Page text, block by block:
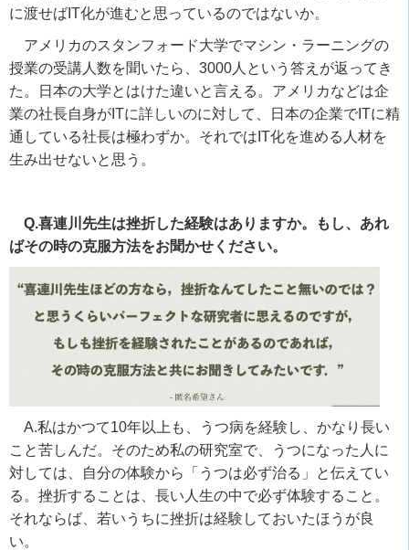
に渡せば IT化が進むと思っているのではないか。
アメリカのスタンフォード大学でマシン・ラーニングの
授業の受講人数を聞いたら、 3000 人という答えが返ってき
た。日本の大学とはけた違いと言える。アメリカなどは企
業の社長自身が ITに詳しいのに対して、日本の企業で ITに精
通している社長は極わずか。それでは IT化を進める人材を
生み出せないと思う。
Q.喜連川先生は挫折した経験はありますか。もし、あれ
ばその時の克服方法をお聞かせください。
A.私はかつて10年以上も、うつ病を経験し、かなり長い
こと苦しんだ。そのため私の研究室で、うつになった人に
対しては、自分の体験から「うつは必ず治る」と伝えてい
る。挫折することは、長い人生の中で必ず体験すること。
それならば、若いうちに挫折は経験しておいたほうが良
い。